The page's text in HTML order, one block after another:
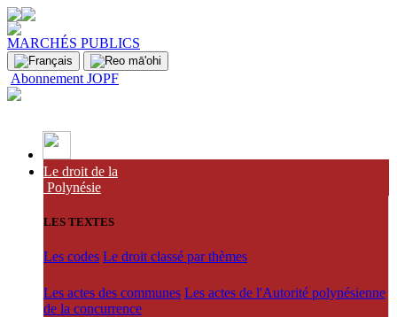
MARCHÉS PUBLICS
Abonnement JOPF
Le droit de la
Polynésie
LES TEXTES
Les codes Le droit classé par thèmes
Les actes des communes Les actes de l'Autorité polynésienne
de la concurrence